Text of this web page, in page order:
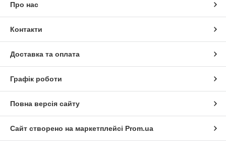
Про нас
Контакти
Доставка та оплата
Графік роботи
Повна версія сайту
Сайт створено на маркетплейсі Prom.ua